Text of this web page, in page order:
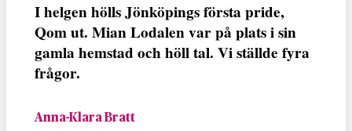
I helgen hölls Jönköpings första pride,
Qom ut. Mian Lodalen var på plats i sin
gamla hemstad och höll tal. Vi ställde fyra
frågor.
Anna-Klara Bratt